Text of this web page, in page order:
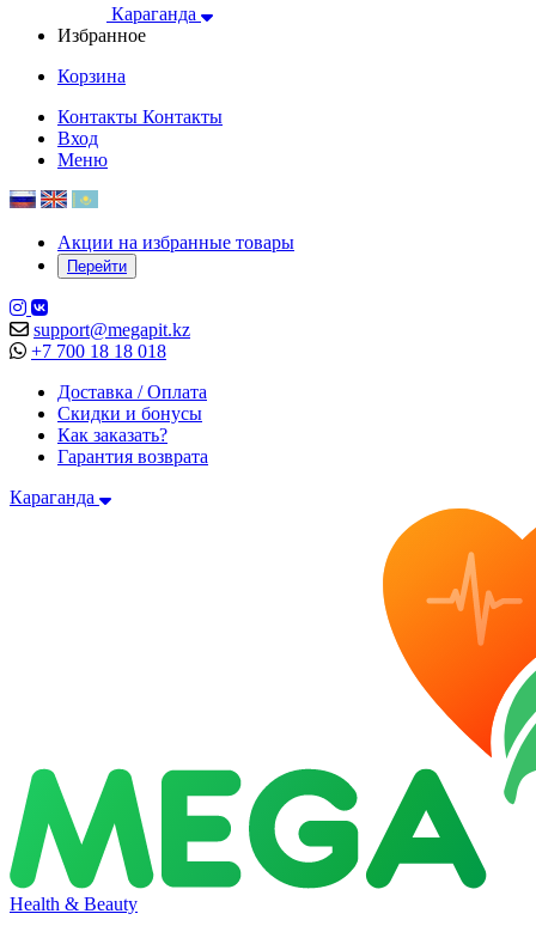
Караганда
Избранное
Корзина
Контакты Контакты
Вход
Меню
Акции на избранные товары
Перейти
support@megapit.kz
+7 700 18 18 018
Доставка / Оплата
Скидки и бонусы
Как заказать?
Гарантия возврата
Караганда
Health & Beauty